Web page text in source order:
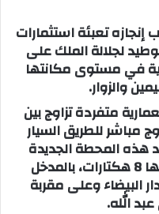
تعبئة استثمارات
الوطيد لجلالة الملك على
في مستوى مكانتها
والزوار.
متفردة تزاوج بين
مباشر للطريق السيار
هذه المحطة الجديدة
على مساحة أرضية تفوق مساحتها 8 هكتارات، بالمدخل
البيضاء وعلى مقربة
الله.